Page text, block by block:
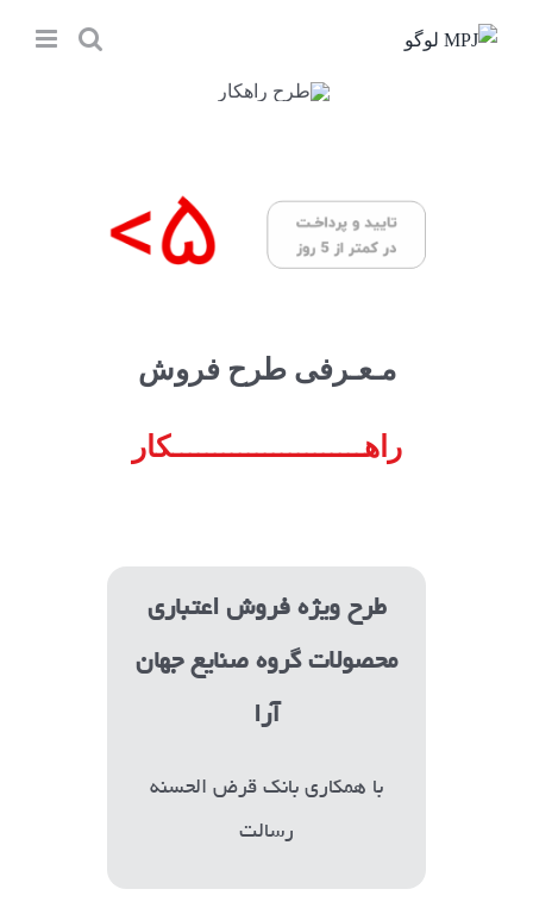
مـعـرفی طرح فروش
راهـــــــــــــــــــــــکار
طرح ویژه فروش اعتباری
محصولات گروه صنایع جهان
آرا
با همکاری بانک قرض الحسنه
رسالت